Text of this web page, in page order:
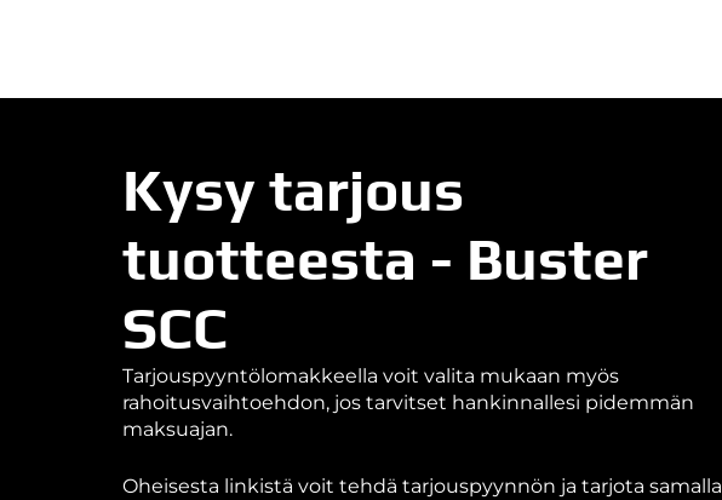
Kysy tarjous
tuotteesta - Buster
SCC
Tarjouspyyntölomakkeella voit valita mukaan myös
rahoitusvaihtoehdon, jos tarvitset hankinnallesi pidemmän
maksuajan.
Oheisesta linkistä voit tehdä tarjouspyynnön ja tarjota samalla